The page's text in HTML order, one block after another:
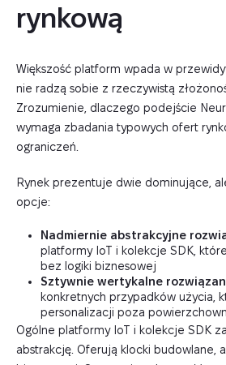
rynkową
Większość platform wpada w
nie radzą sobie z rzeczywistą
Zrozumienie, dlaczego podejście
wymaga zbadania typowych ofert
ograniczeń.
Rynek prezentuje dwie dominujące,
opcje:
Nadmiernie abstrakcyjne
platformy IoT i kolekcje SDK,
bez logiki biznesowej
Sztywnie wertykalne
konkretnych przypadków użycia,
personalizacji poza
Ogólne platformy IoT i kolekcje SDK
abstrakcję. Oferują klocki budowlane,